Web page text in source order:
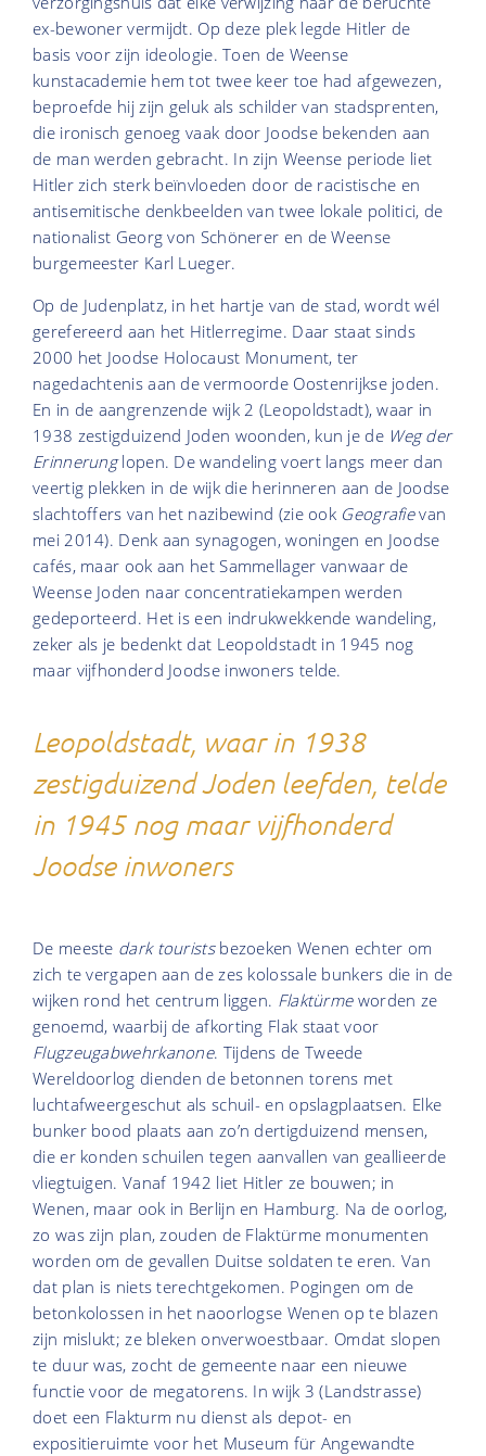
ex-bewoner vermijdt. Op deze plek legde Hitler de
basis voor zijn ideologie. Toen de Weense
kunstacademie hem tot twee keer toe had afgewezen,
beproefde hij zijn geluk als schilder van stadsprenten,
die ironisch genoeg vaak door Joodse bekenden aan
de man werden gebracht. In zijn Weense periode liet
Hitler zich sterk beïnvloeden door de racistische en
antisemitische denkbeelden van twee lokale politici, de
nationalist Georg von Schönerer en de Weense
burgemeester Karl Lueger.
Op de Judenplatz, in het hartje van de stad, wordt wél
gerefereerd aan het Hitlerregime. Daar staat sinds
2000 het Joodse Holocaust Monument, ter
nagedachtenis aan de vermoorde Oostenrijkse joden.
En in de aangrenzende wijk 2 (Leopoldstadt), waar in
1938 zestigduizend Joden woonden, kun je de Weg der
Erinnerunglopen. De wandeling voert langs meer dan
veertig plekken in de wijk die herinneren aan de Joodse
slachtoffers van het nazibewind (zie ook Geografievan
mei 2014). Denk aan synagogen, woningen en Joodse
cafés, maar ook aan het Sammellager vanwaar de
Weense Joden naar concentratiekampen werden
gedeporteerd. Het is een indrukwekkende wandeling,
zeker als je bedenkt dat Leopoldstadt in 1945 nog
maar vijfhonderd Joodse inwoners telde.
Leopoldstadt, waar in 1938
zestigduizend Joden leefden, telde
in 1945 nog maar vijfhonderd
Joodse inwoners
De meeste dark tourists bezoeken Wenen echter om
zich te vergapen aan de zes kolossale bunkers die in de
wijken rond het centrum liggen. Flaktürme worden ze
genoemd, waarbij de afkorting Flak staat voor
Flugzeugabwehrkanone. Tijdens de Tweede
Wereldoorlog dienden de betonnen torens met
luchtafweergeschut als schuil- en opslagplaatsen. Elke
bunker bood plaats aan zo’n dertigduizend mensen,
die er konden schuilen tegen aanvallen van geallieerde
vliegtuigen. Vanaf 1942 liet Hitler ze bouwen; in
Wenen, maar ook in Berlijn en Hamburg. Na de oorlog,
zo was zijn plan, zouden de Flaktürme monumenten
worden om de gevallen Duitse soldaten te eren. Van
dat plan is niets terechtgekomen. Pogingen om de
betonkolossen in het naoorlogse Wenen op te blazen
zijn mislukt; ze bleken onverwoestbaar. Omdat slopen
te duur was, zocht de gemeente naar een nieuwe
functie voor de megatorens. In wijk 3 (Landstrasse)
doet een Flakturm nu dienst als depot- en
expositieruimte voor het Museum für Angewandte